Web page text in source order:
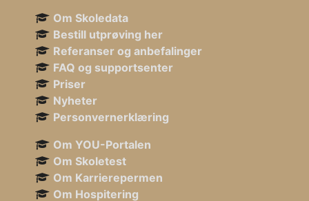
Om Skoledata
Bestill utprøving her
Referanser og anbefalinger
FAQ og supportsenter
Priser
Nyheter
Personvernerklæring
Om YOU-Portalen
Om Skoletest
Om Karrierepermen
Om Hospitering